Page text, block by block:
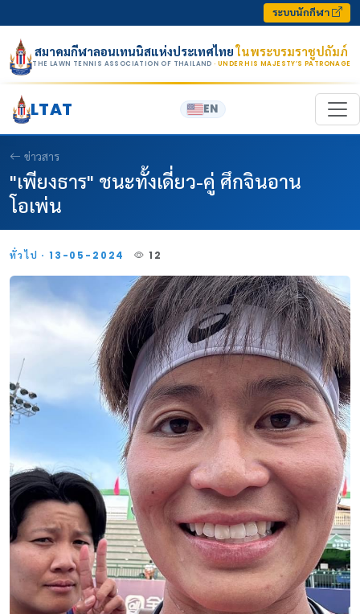
ระบบนักกีฬา
สมาคมกีฬาลอนเทนนิสแห่งประเทศไทยในพระบรมราชูปถัมภ์
THE LAWN TENNIS ASSOCIATION OF THAILAND · UNDER HIS MAJESTY’S PATRONAGE
LTAT EN
ข่าวสาร
"เพียงธาร" ชนะทั้งเดี่ยว-คู่ ศึกจินอาน
โอเพ่น
ทั่วไป · 13-05-2024 12